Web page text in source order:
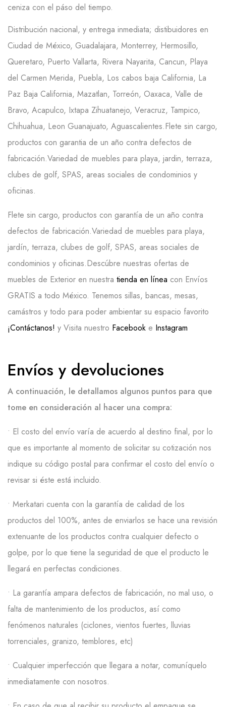
ceniza con el páso del tiempo.
Distribución nacional, y entrega inmediata; distibuidores en
Ciudad de México, Guadalajara, Monterrey, Hermosillo,
Queretaro, Puerto Vallarta, Rivera Nayarita, Cancun, Playa
del Carmen Merida, Puebla, Los cabos baja California, La
Paz Baja California, Mazatlan, Torreón, Oaxaca, Valle de
Bravo, Acapulco, Ixtapa Zihuatanejo, Veracruz, Tampico,
Chihuahua, Leon Guanajuato, Aguascalientes.Flete sin cargo,
productos con garantia de un año contra defectos de
fabricación.Variedad de muebles para playa, jardin, terraza,
clubes de golf, SPAS, areas sociales de condominios y
oficinas.
Flete sin cargo, productos con garantía de un año contra
defectos de fabricación.Variedad de muebles para playa,
jardín, terraza, clubes de golf, SPAS, areas sociales de
condominios y oficinas.Descúbre nuestras ofertas de
muebles de Exterior en nuestra tienda en línea con Envíos
GRATIS a todo México. Tenemos sillas, bancas, mesas,
camástros y todo para poder ambientar su espacio favorito
¡Contáctanos! y Visita nuestro Facebook e Instagram
Envíos y devoluciones
A continuación, le detallamos algunos puntos para que
tome en consideración al hacer una compra:
• El costo del envío varía de acuerdo al destino final, por lo
que es importante al momento de solicitar su cotización nos
indique su código postal para confirmar el costo del envío o
revisar si éste está incluido.
• Merkatari cuenta con la garantía de calidad de los
productos del 100%, antes de enviarlos se hace una revisión
extenuante de los productos contra cualquier defecto o
golpe, por lo que tiene la seguridad de que el producto le
llegará en perfectas condiciones.
• La garantía ampara defectos de fabricación, no mal uso, o
falta de mantenimiento de los productos, así como
fenómenos naturales (ciclones, vientos fuertes, lluvias
torrenciales, granizo, temblores, etc)
• Cualquier imperfección que llegara a notar, comuníquelo
inmediatamente con nosotros.